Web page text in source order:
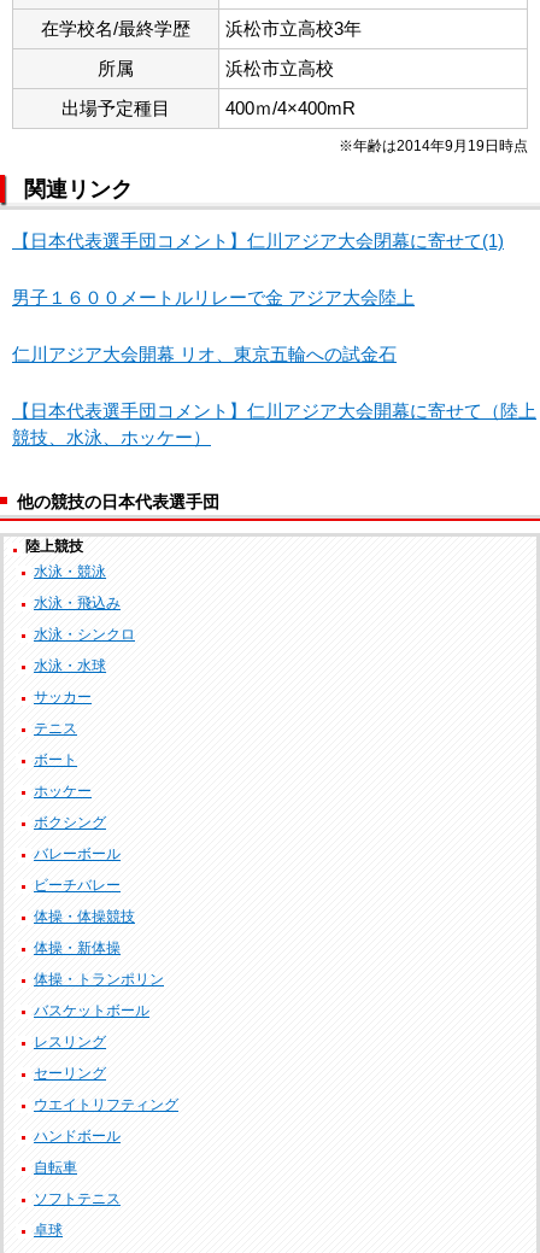
在学校名/最終学歴
浜松市立高校3年
所属
浜松市立高校
出場予定種目
400ｍ/4×400mR
※年齢は2014年9月19日時点
関連リンク
【日本代表選手団コメント】仁川アジア大会閉幕に寄せて(1)
男子１６００メートルリレーで金 アジア大会陸上
仁川アジア大会開幕 リオ、東京五輪への試金石
【日本代表選手団コメント】仁川アジア大会開幕に寄せて（陸上
競技、水泳、ホッケー）
他の競技の日本代表選手団
陸上競技
水泳・競泳
水泳・飛込み
水泳・シンクロ
水泳・水球
サッカー
テニス
ボート
ホッケー
ボクシング
バレーボール
ビーチバレー
体操・体操競技
体操・新体操
体操・トランポリン
バスケットボール
レスリング
セーリング
ウエイトリフティング
ハンドボール
自転車
ソフトテニス
卓球